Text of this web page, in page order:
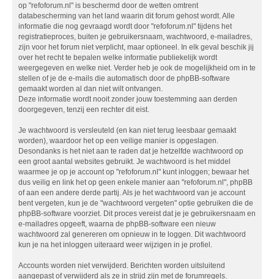
op "refoforum.nl" is beschermd door de wetten omtrent
databescherming van het land waarin dit forum gehost wordt. Alle
informatie die nog gevraagd wordt door "refoforum.nl" tijdens het
registratieproces, buiten je gebruikersnaam, wachtwoord, e-mailadres,
zijn voor het forum niet verplicht, maar optioneel. In elk geval beschik jij
over het recht te bepalen welke informatie publiekelijk wordt
weergegeven en welke niet. Verder heb je ook de mogelijkheid om in te
stellen of je de e-mails die automatisch door de phpBB-software
gemaakt worden al dan niet wilt ontvangen.
Deze informatie wordt nooit zonder jouw toestemming aan derden
doorgegeven, tenzij een rechter dit eist.
Je wachtwoord is versleuteld (en kan niet terug leesbaar gemaakt
worden), waardoor het op een veilige manier is opgeslagen.
Desondanks is het niet aan te raden dat je hetzelfde wachtwoord op
een groot aantal websites gebruikt. Je wachtwoord is het middel
waarmee je op je account op "refoforum.nl" kunt inloggen; bewaar het
dus veilig en link het op geen enkele manier aan "refoforum.nl", phpBB
of aan een andere derde partij. Als je het wachtwoord van je account
bent vergeten, kun je de "wachtwoord vergeten" optie gebruiken die de
phpBB-software voorziet. Dit proces vereist dat je je gebruikersnaam en
e-mailadres opgeeft, waarna de phpBB-software een nieuw
wachtwoord zal genereren om opnieuw in te loggen. Dit wachtwoord
kun je na het inloggen uiteraard weer wijzigen in je profiel.
Accounts worden niet verwijderd. Berichten worden uitsluitend
aangepast of verwijderd als ze in strijd zijn met de forumregels.